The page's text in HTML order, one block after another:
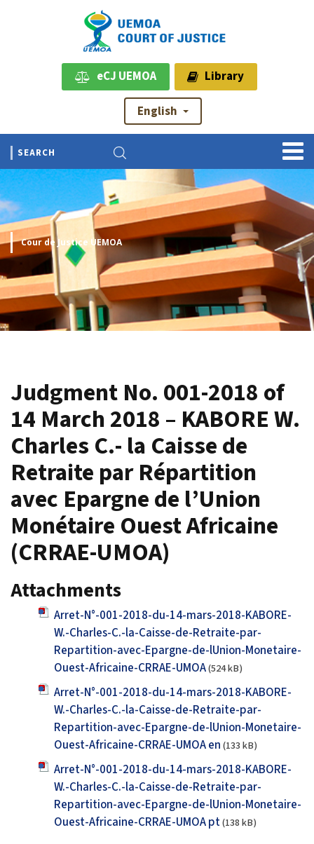
eCJ UEMOA Library
English
Cour de Justice UEMOA
Judgment No. 001-2018 of
14 March 2018 – KABORE W.
Charles C.- la Caisse de
Retraite par Répartition
avec Epargne de l’Union
Monétaire Ouest Africaine
(CRRAE-UMOA)
Attachments
Arret-N°-001-2018-du-14-mars-2018-KABORE-
W.-Charles-C.-la-Caisse-de-Retraite-par-
Repartition-avec-Epargne-de-lUnion-Monetaire-
Ouest-Africaine-CRRAE-UMOA(524 kB)
Arret-N°-001-2018-du-14-mars-2018-KABORE-
W.-Charles-C.-la-Caisse-de-Retraite-par-
Repartition-avec-Epargne-de-lUnion-Monetaire-
Ouest-Africaine-CRRAE-UMOA en(133 kB)
Arret-N°-001-2018-du-14-mars-2018-KABORE-
W.-Charles-C.-la-Caisse-de-Retraite-par-
Repartition-avec-Epargne-de-lUnion-Monetaire-
Ouest-Africaine-CRRAE-UMOA pt(138 kB)